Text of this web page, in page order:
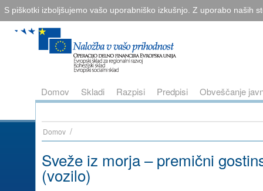
S piškotki izboljšujemo vašo uporabniško izkušnjo. Z uporabo naših
Domov Skladi Razpisi Predpisi Obveščanje
Domov /
Sveže iz morja – premični
(vozilo)